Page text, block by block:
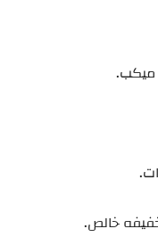
ميكب.
خالص.